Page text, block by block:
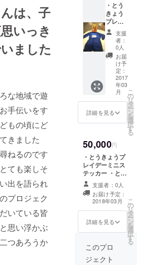
んは、子
いっき
ました
な地域で遊
手伝いをす
もの頃にど
きました
ねるのです
ても楽しそ
出を語られ
プロジェク
いている皆
思い浮かぶ
つあろうか
額に達
成した
場合は
2016年
の報告
書も封
入しま
す） ・
とう
きょう
プレイ
デー オ
リジナ
ルＴ
が変更
可能性
があり
ます）
・とう
きょう
プレイ
デーミ
ニス
テッ
カー ・
とう
きょう
プレイ
デーガ
イド
ブック
５部 ・
2013〜
2015年
書セッ
ト
（目標
額に達
成した
場合は
2016年
の報告
書も封
す） ・
とう
プレイ
デー オ
支援
者：
0人
お届
け予
定：
2017
年03
月
詳細を見る
こ
の
リ
タ
ー
ン
を
選
択
す
る
50,000円
・とうきょうプ
レイデーミニス
テッカー ・とう
きょうプレイ
デーガイドブッ
ク５部 ・2013〜
2015年の報告書
セット （目標
額に達成した場
合は2016年の報
す） ・とうきょ
うプレイデー オ
リジナルＴシャ
支援者：0人
お届け予定：
2018年03月
詳細を見る
こ
の
リ
タ
ー
ン
を
選
択
す
る
このプロ
ジェクト